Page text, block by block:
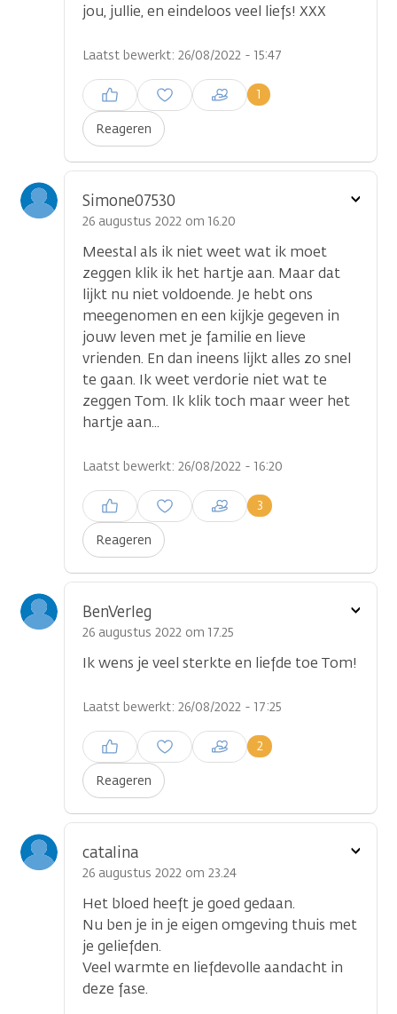
jou, jullie, en eindeloos veel liefs! XXX
Laatst bewerkt: 26/08/2022 - 15:47
Reageren
1
Inloggen om een reactie te
plaatsen
Simone07530
26 augustus 2022 om 16.20
Meestal als ik niet weet wat ik moet
zeggen klik ik het hartje aan. Maar dat
lijkt nu niet voldoende. Je hebt ons
meegenomen en een kijkje gegeven in
jouw leven met je familie en lieve
vrienden. En dan ineens lijkt alles zo snel
te gaan. Ik weet verdorie niet wat te
zeggen Tom. Ik klik toch maar weer het
hartje aan...
Laatst bewerkt: 26/08/2022 - 16:20
Reageren
3
Inloggen om een reactie te
plaatsen
Toon
BenVerleg
26 augustus 2022 om 17.25
Ik wens je veel sterkte en liefde toe Tom!
Laatst bewerkt: 26/08/2022 - 17:25
Reageren
2
Inloggen om een reactie te
plaatsen
Toon
catalina
26 augustus 2022 om 23.24
Het bloed heeft je goed gedaan.
Nu ben je in je eigen omgeving thuis met
je geliefden.
Veel warmte en liefdevolle aandacht in
deze fase.
Toon